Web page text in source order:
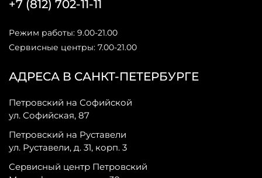
АДРЕСА В САНКТ-ПЕТЕРБУРГЕ
Петровский на Софийской
ул. Софийская, 87
Петровский на Руставели
ул. Руставели, д. 31, корп. 3
Сервисный центр Петровский
+7 (812) 702-11-11
Режим работы: 9.00-21.00
Сервисные центры: 7.00-21.00